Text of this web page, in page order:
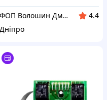
ФОП Волошин Дмитро Олексійович
4.4
Дніпро